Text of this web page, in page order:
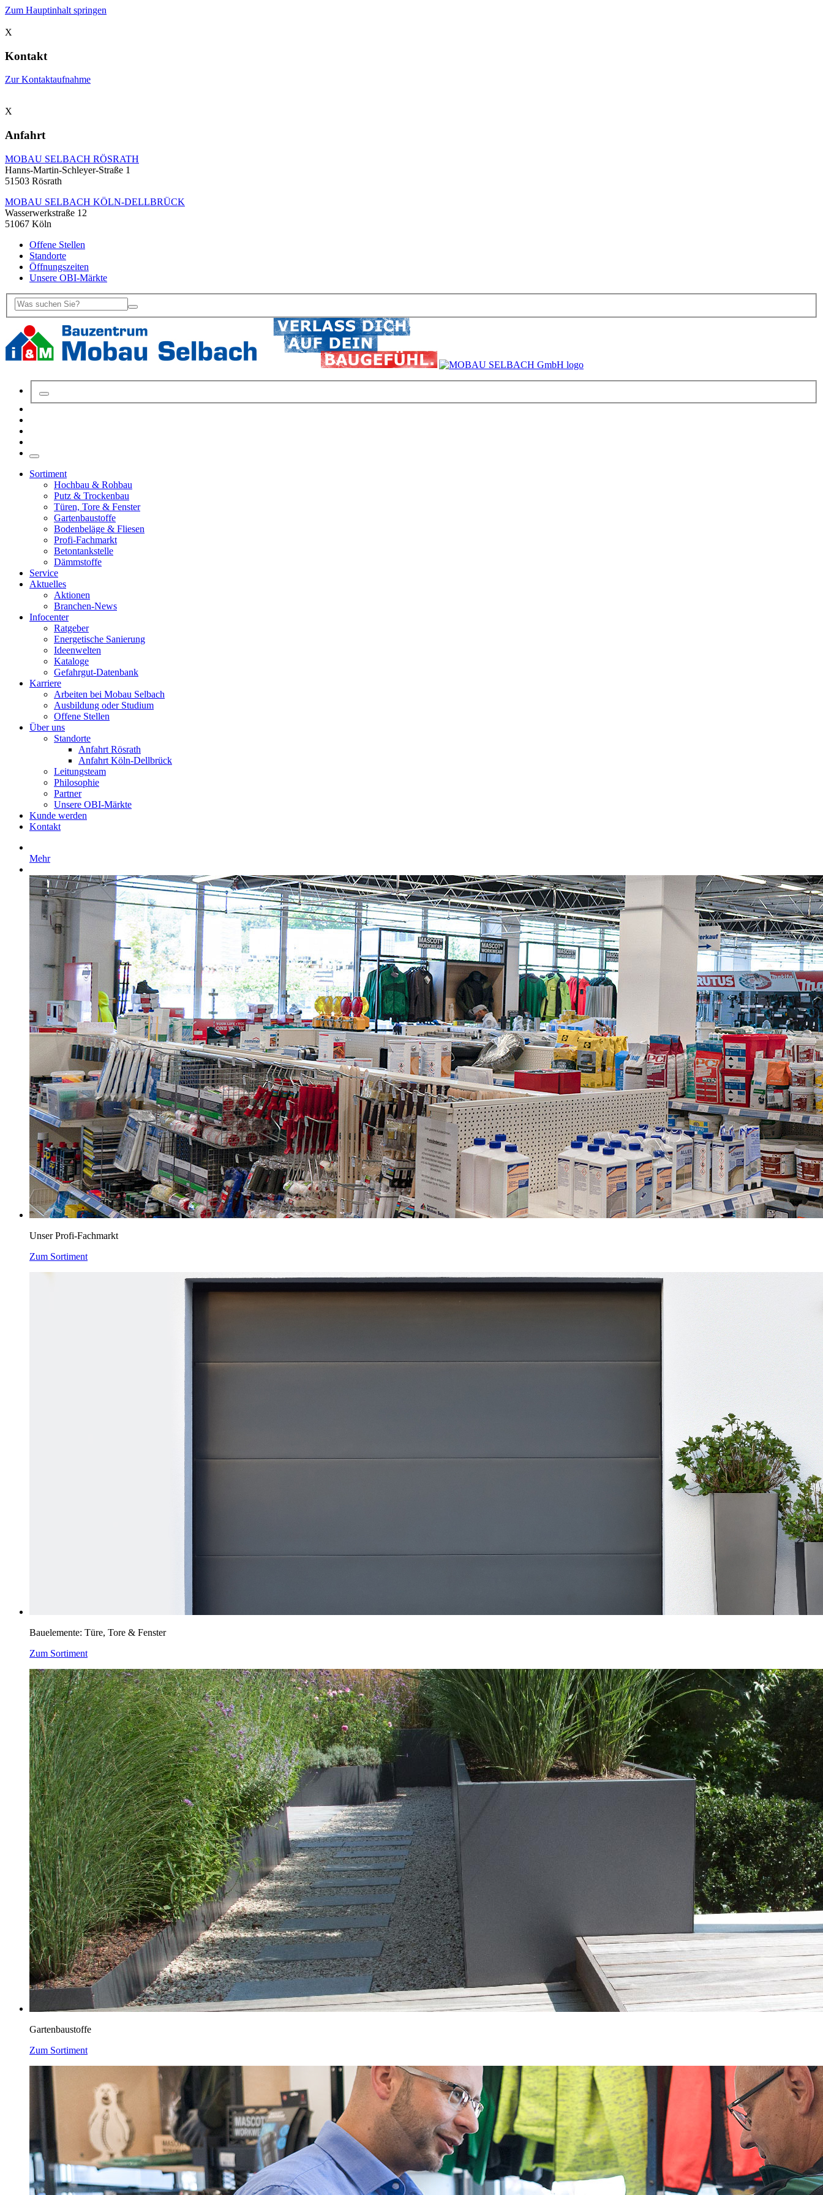
Zum Hauptinhalt springen
X
Kontakt
Zur Kontaktaufnahme
X
Anfahrt
MOBAU SELBACH RÖSRATH
Hanns-Martin-Schleyer-Straße 1
51503 Rösrath
MOBAU SELBACH KÖLN-DELLBRÜCK
Wasserwerkstraße 12
51067 Köln
Offene Stellen
Standorte
Öffnungszeiten
Unsere OBI-Märkte
Sortiment
Hochbau & Rohbau
Putz & Trockenbau
Türen, Tore & Fenster
Gartenbaustoffe
Bodenbeläge & Fliesen
Profi-Fachmarkt
Betontankstelle
Dämmstoffe
Service
Aktuelles
Aktionen
Branchen-News
Infocenter
Ratgeber
Energetische Sanierung
Ideenwelten
Kataloge
Gefahrgut-Datenbank
Karriere
Arbeiten bei Mobau Selbach
Ausbildung oder Studium
Offene Stellen
Über uns
Standorte
Anfahrt Rösrath
Anfahrt Köln-Dellbrück
Leitungsteam
Philosophie
Partner
Unsere OBI-Märkte
Kunde werden
Kontakt
Mehr
Unser Profi-Fachmarkt
Zum Sortiment
Bauelemente: Türe, Tore & Fenster
Zum Sortiment
Gartenbaustoffe
Zum Sortiment